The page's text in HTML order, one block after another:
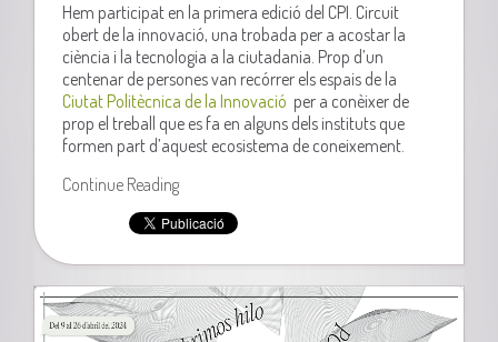
Hem participat en la primera edició del CPI. Circuit
obert de la innovació, una trobada per a acostar la
ciència i la tecnologia a la ciutadania. Prop d’un
centenar de persones van recórrer els espais de la
Ciutat Politècnica de la Innovació per a conèixer de
prop el treball que es fa en alguns dels instituts que
formen part d’aquest ecosistema de coneixement.
Continue Reading